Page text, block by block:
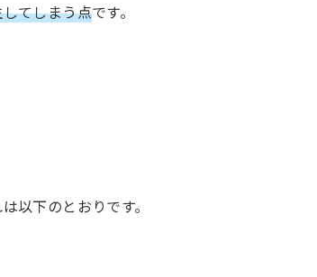
てしまう点です。
以下のとおりです。